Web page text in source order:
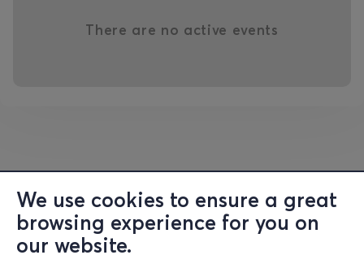
We use cookies to ensure a great
browsing experience for you on
our website.
There are no active events